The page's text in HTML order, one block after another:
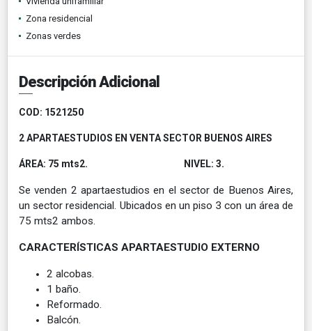
Zona residencial
Zonas verdes
Descripción Adicional
COD: 1521250
2 APARTAESTUDIOS EN VENTA SECTOR BUENOS AIRES
ÁREA: 75 mts2. NIVEL: 3.
Se venden 2 apartaestudios en el sector de Buenos Aires,
un sector residencial. Ubicados en un piso 3 con un área de
75 mts2 ambos.
CARACTERÍSTICAS APARTAESTUDIO EXTERNO
2 alcobas.
1 baño.
Reformado.
Balcón.